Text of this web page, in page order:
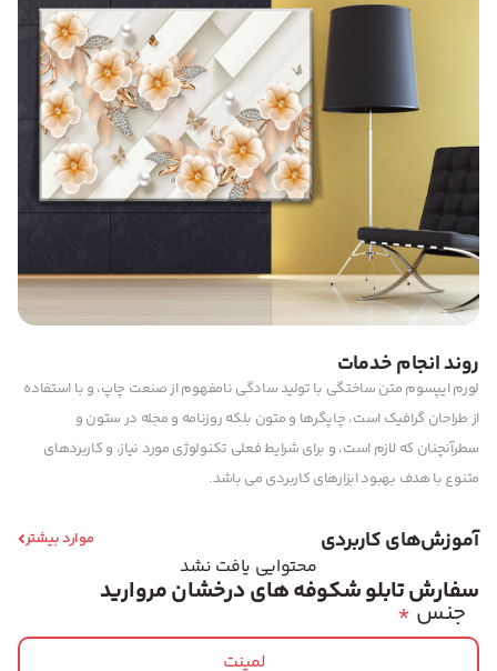
روند انجام خدمات
لورم ایپسوم متن ساختگی با تولید سادگی نامفهوم از صنعت چاپ، و با استفاده
از طراحان گرافیک است، چاپگرها و متون بلکه روزنامه و مجله در ستون و
سطرآنچنان که لازم است، و برای شرایط فعلی تکنولوژی مورد نیاز، و کاربردهای
متنوع با هدف بهبود ابزارهای کاربردی می باشد.
آموزش‌های کاربردی موارد بیشتر
محتوایی یافت نشد
سفارش تابلو شکوفه های درخشان مروارید
* جنس
لمینت